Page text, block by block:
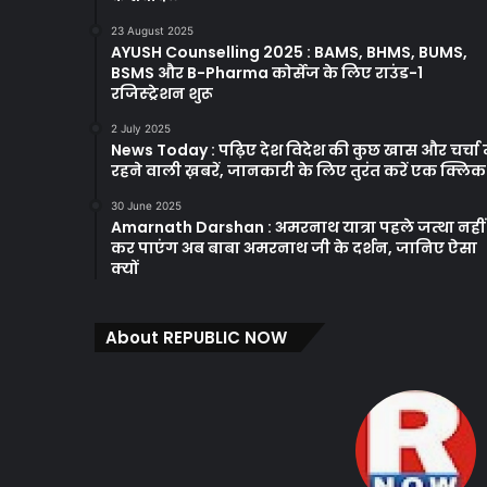
23 August 2025
AYUSH Counselling 2025 : BAMS, BHMS, BUMS,
BSMS और B-Pharma कोर्सेज के लिए राउंड-1
रजिस्ट्रेशन शुरू
2 July 2025
News Today : पढ़िए देश विदेश की कुछ खास और चर्चा
रहने वाली ख़बरें, जानकारी के लिए तुरंत करें एक
30 June 2025
Amarnath Darshan : अमरनाथ यात्रा पहले जत्था नहीं
कर पाएंग अब बाबा अमरनाथ जी के दर्शन, जानिए ऐसा
क्यों
About REPUBLIC NOW